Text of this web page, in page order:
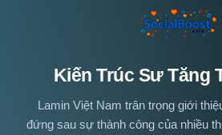
Kiến Trúc Sư Tăng
Lamin Việt Nam trân trọng giới
đứng sau sự thành công của nhiều